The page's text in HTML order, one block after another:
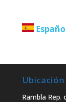
Ubicación
Rambla Rep.